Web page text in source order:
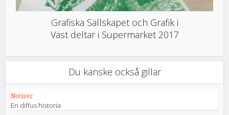
Grafiska Sällskapet och Grafik i
Väst deltar i Supermarket 2017
Du kanske också gillar
Notiser
En diffus historia